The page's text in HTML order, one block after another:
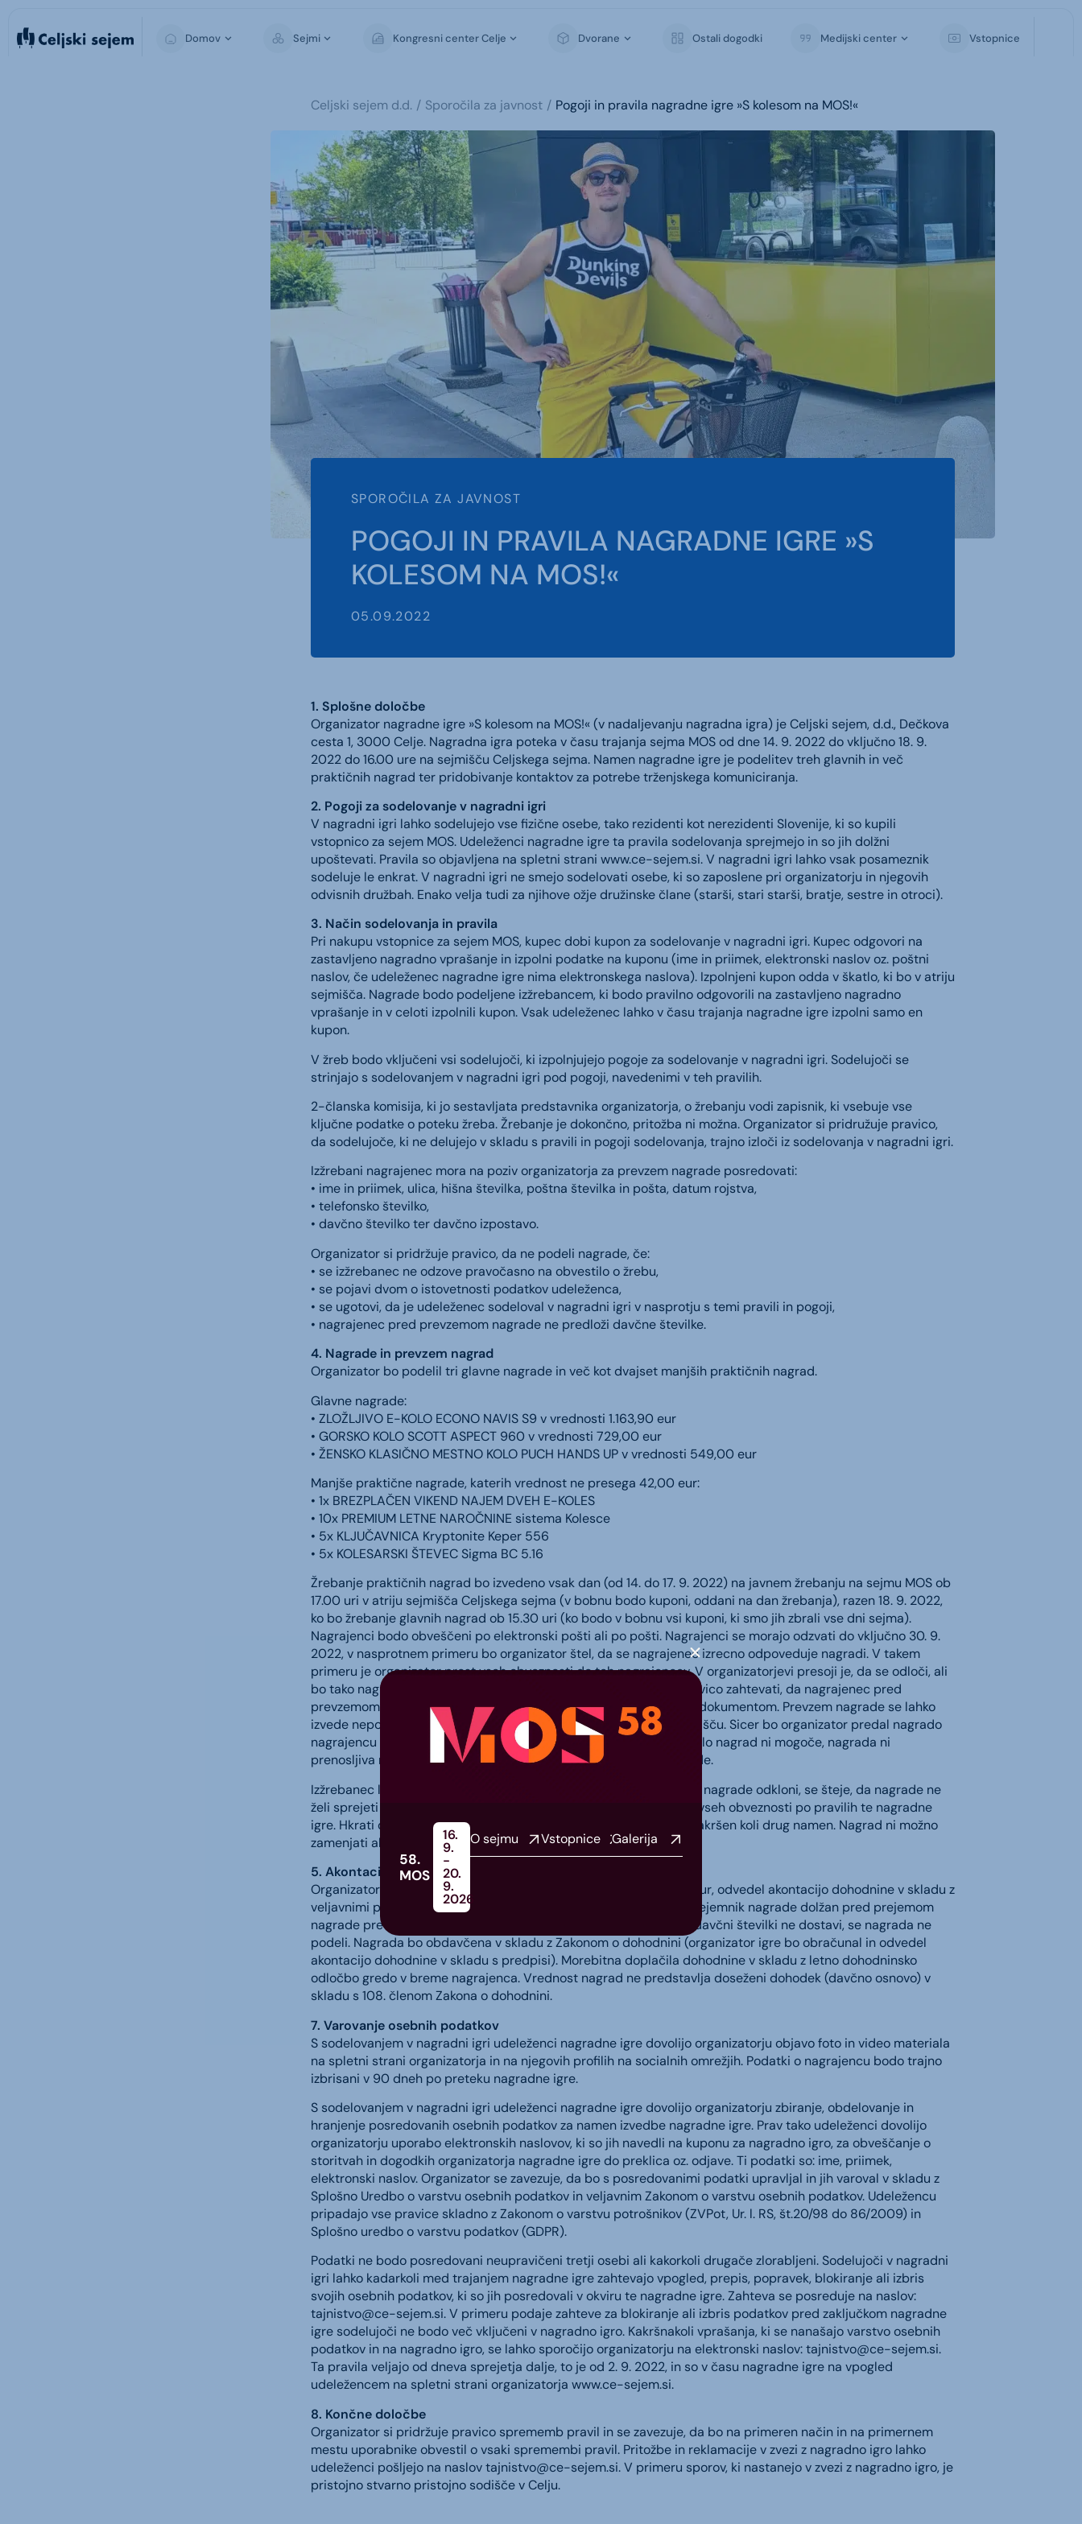
Domov Sejmi Kongresni center Celje Dvorane Ostali dogodki Medijski center Vstopnice
Celjski sejem d.d. Sporočila za javnost Pogoji in pravila nagradne igre »S kolesom na MOS!«
SPOROČILA ZA JAVNOST
POGOJI IN PRAVILA NAGRADNE IGRE »S
KOLESOM NA MOS!«
05.09.2022
1. Splošne določbe
Organizator nagradne igre »S kolesom na MOS!« (v nadaljevanju nagradna igra) je Celjski sejem, d.d., Dečkova
cesta 1, 3000 Celje. Nagradna igra poteka v času trajanja sejma MOS od dne 14. 9. 2022 do vključno 18. 9.
2022 do 16.00 ure na sejmišču Celjskega sejma. Namen nagradne igre je podelitev treh glavnih in več
praktičnih nagrad ter pridobivanje kontaktov za potrebe trženjskega komuniciranja.
2. Pogoji za sodelovanje v nagradni igri
V nagradni igri lahko sodelujejo vse fizične osebe, tako rezidenti kot nerezidenti Slovenije, ki so kupili
vstopnico za sejem MOS. Udeleženci nagradne igre ta pravila sodelovanja sprejmejo in so jih dolžni
upoštevati. Pravila so objavljena na spletni strani www.ce-sejem.si. V nagradni igri lahko vsak posameznik
sodeluje le enkrat. V nagradni igri ne smejo sodelovati osebe, ki so zaposlene pri organizatorju in njegovih
odvisnih družbah. Enako velja tudi za njihove ožje družinske člane (starši, stari starši, bratje, sestre in otroci).
3. Način sodelovanja in pravila
Pri nakupu vstopnice za sejem MOS, kupec dobi kupon za sodelovanje v nagradni igri. Kupec odgovori na
zastavljeno nagradno vprašanje in izpolni podatke na kuponu (ime in priimek, elektronski naslov oz. poštni
naslov, če udeleženec nagradne igre nima elektronskega naslova). Izpolnjeni kupon odda v škatlo, ki bo v atriju
sejmišča. Nagrade bodo podeljene izžrebancem, ki bodo pravilno odgovorili na zastavljeno nagradno
vprašanje in v celoti izpolnili kupon. Vsak udeleženec lahko v času trajanja nagradne igre izpolni samo en
kupon.
V žreb bodo vključeni vsi sodelujoči, ki izpolnjujejo pogoje za sodelovanje v nagradni igri. Sodelujoči se
strinjajo s sodelovanjem v nagradni igri pod pogoji, navedenimi v teh pravilih.
2-članska komisija, ki jo sestavljata predstavnika organizatorja, o žrebanju vodi zapisnik, ki vsebuje vse
ključne podatke o poteku žreba. Žrebanje je dokončno, pritožba ni možna. Organizator si pridružuje pravico,
da sodelujoče, ki ne delujejo v skladu s pravili in pogoji sodelovanja, trajno izloči iz sodelovanja v nagradni igri.
Izžrebani nagrajenec mora na poziv organizatorja za prevzem nagrade posredovati:
• ime in priimek, ulica, hišna številka, poštna številka in pošta, datum rojstva,
• telefonsko številko,
• davčno številko ter davčno izpostavo.
Organizator si pridržuje pravico, da ne podeli nagrade, če:
• se izžrebanec ne odzove pravočasno na obvestilo o žrebu,
• se pojavi dvom o istovetnosti podatkov udeleženca,
• se ugotovi, da je udeleženec sodeloval v nagradni igri v nasprotju s temi pravili in pogoji,
• nagrajenec pred prevzemom nagrade ne predloži davčne številke.
4. Nagrade in prevzem nagrad
Organizator bo podelil tri glavne nagrade in več kot dvajset manjših praktičnih nagrad.
Glavne nagrade:
• ZLOŽLJIVO E-KOLO ECONO NAVIS S9 v vrednosti 1.163,90 eur
• GORSKO KOLO SCOTT ASPECT 960 v vrednosti 729,00 eur
• ŽENSKO KLASIČNO MESTNO KOLO PUCH HANDS UP v vrednosti 549,00 eur
Manjše praktične nagrade, katerih vrednost ne presega 42,00 eur:
• 1x BREZPLAČEN VIKEND NAJEM DVEH E-KOLES
• 10x PREMIUM LETNE NAROČNINE sistema Kolesce
• 5x KLJUČAVNICA Kryptonite Keper 556
• 5x KOLESARSKI ŠTEVEC Sigma BC 5.16
Žrebanje praktičnih nagrad bo izvedeno vsak dan (od 14. do 17. 9. 2022) na javnem žrebanju na sejmu MOS ob
17.00 uri v atriju sejmišča Celjskega sejma (v bobnu bodo kuponi, oddani na dan žrebanja), razen 18. 9. 2022,
ko bo žrebanje glavnih nagrad ob 15.30 uri (ko bodo v bobnu vsi kuponi, ki smo jih zbrali vse dni sejma).
Nagrajenci bodo obveščeni po elektronski pošti ali po pošti. Nagrajenci se morajo odzvati do vključno 30. 9.
2022, v nasprotnem primeru bo organizator štel, da se nagrajenec izrecno odpoveduje nagradi. V takem
primeru je organizator prost vseh obveznosti do teh nagrajencev. V organizatorjevi presoji je, da se odloči, ali
bo tako nagrado podelil komu drugemu ali ne. Organizator ima pravico zahtevati, da nagrajenec pred
prevzemom nagrade izkaže svojo istovetnost z veljavnim osebnim dokumentom. Prevzem nagrade se lahko
izvede neposredno po žrebanju, če je nagrajenec prisoten na sejmišču. Sicer bo organizator predal nagrado
nagrajencu na sedežu organizatorja nagradne igre. Denarno izplačilo nagrad ni mogoče, nagrada ni
prenosljiva na tretjo osebo, prav tako ni mogoča zamenjava nagrade.
Izžrebanec lahko odkloni prevzem nagrade. Če izžrebanec sprejem nagrade odkloni, se šteje, da nagrade ne
želi sprejeti ter je tako organizator v razmerju do izžrebanca prost vseh obveznosti po pravilih te nagradne
igre. Hkrati organizator pridobi pravico razpolaganja z nagrado v kakršen koli drug namen. Nagrad ni možno
zamenjati ali izplačati v gotovini.
5. Akontacija dohodnine
Organizator bo od vrednosti nagrade, ki presega vrednost 42,00 eur, odvedel akontacijo dohodnine v skladu z
veljavnimi predpisi. V skladu z zakonom o davčnem postopku je prejemnik nagrade dolžan pred prejemom
nagrade predložiti tudi svojo davčno številko. V kolikor podatka o davčni številki ne dostavi, se nagrada ne
podeli. Nagrada bo obdavčena v skladu z Zakonom o dohodnini (organizator igre bo obračunal in odvedel
akontacijo dohodnine v skladu s predpisi). Morebitna doplačila dohodnine v skladu z letno dohodninsko
odločbo gredo v breme nagrajenca. Vrednost nagrad ne predstavlja doseženi dohodek (davčno osnovo) v
skladu s 108. členom Zakona o dohodnini.
7. Varovanje osebnih podatkov
S sodelovanjem v nagradni igri udeleženci nagradne igre dovolijo organizatorju objavo foto in video materiala
na spletni strani organizatorja in na njegovih profilih na socialnih omrežjih. Podatki o nagrajencu bodo trajno
izbrisani v 90 dneh po preteku nagradne igre.
S sodelovanjem v nagradni igri udeleženci nagradne igre dovolijo organizatorju zbiranje, obdelovanje in
hranjenje posredovanih osebnih podatkov za namen izvedbe nagradne igre. Prav tako udeleženci dovolijo
organizatorju uporabo elektronskih naslovov, ki so jih navedli na kuponu za nagradno igro, za obveščanje o
storitvah in dogodkih organizatorja nagradne igre do preklica oz. odjave. Ti podatki so: ime, priimek,
elektronski naslov. Organizator se zavezuje, da bo s posredovanimi podatki upravljal in jih varoval v skladu z
Splošno Uredbo o varstvu osebnih podatkov in veljavnim Zakonom o varstvu osebnih podatkov. Udeležencu
pripadajo vse pravice skladno z Zakonom o varstvu potrošnikov (ZVPot, Ur. l. RS, št.20/98 do 86/2009) in
Splošno uredbo o varstvu podatkov (GDPR).
Podatki ne bodo posredovani neupravičeni tretji osebi ali kakorkoli drugače zlorabljeni. Sodelujoči v nagradni
igri lahko kadarkoli med trajanjem nagradne igre zahtevajo vpogled, prepis, popravek, blokiranje ali izbris
svojih osebnih podatkov, ki so jih posredovali v okviru te nagradne igre. Zahteva se posreduje na naslov:
tajnistvo@ce-sejem.si. V primeru podaje zahteve za blokiranje ali izbris podatkov pred zaključkom nagradne
igre sodelujoči ne bodo več vključeni v nagradno igro. Kakršnakoli vprašanja, ki se nanašajo varstvo osebnih
podatkov in na nagradno igro, se lahko sporočijo organizatorju na elektronski naslov:tajnistvo@ce-sejem.si.
Ta pravila veljajo od dneva sprejetja dalje, to je od 2. 9. 2022, in so v času nagradne igre na vpogled
udeležencem na spletni strani organizatorja www.ce-sejem.si.
8. Končne določbe
Organizator si pridržuje pravico sprememb pravil in se zavezuje, da bo na primeren način in na primernem
mestu uporabnike obvestil o vsaki spremembi pravil. Pritožbe in reklamacije v zvezi z nagradno igro lahko
udeleženci pošljejo na naslovtajnistvo@ce-sejem.si. V primeru sporov, ki nastanejo v zvezi z nagradno igro, je
pristojno stvarno pristojno sodišče v Celju.
58.
MOS
16.
9.
-
20.
9.
2026
O sejmu Vstopnice Galerija